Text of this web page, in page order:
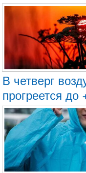
В четверг
прогреется до